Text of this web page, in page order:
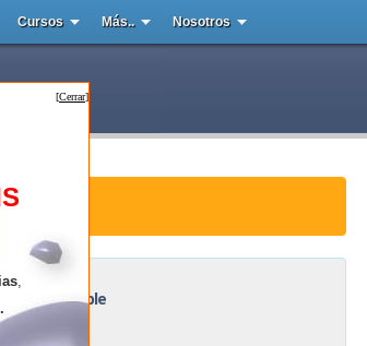
Cursos Más.. Nosotros
Sustentable
[Cerrar]
,